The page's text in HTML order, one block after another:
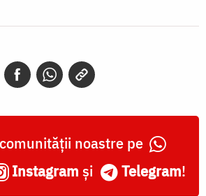
noastre pe
Instagram și Telegram!